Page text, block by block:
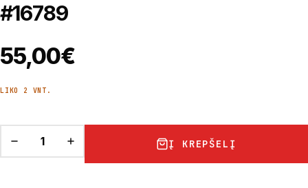
#16789
55,00€
LIKO 2 VNT.
Į KREPŠELĮ